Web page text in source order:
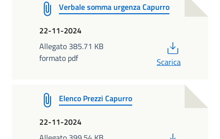
Verbale somma urgenza Capurro
22-11-2024
Allegato 385.71 KB
formato pdf
Scarica
Elenco Prezzi Capurro
22-11-2024